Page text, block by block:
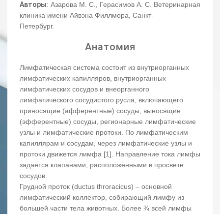
Авторы: Азарова М. С., Герасимов А. С. Ветеринарная
клиника имени Айвэна Филлмора, Санкт-
Петербург.
Анатомия
Лимфатическая система состоит из внутриорганных
лимфатических капилляров, внутриорганных
лимфатических сосудов и внеорганного
лимфатического сосудистого русла, включающего
приносящие (афферентные) сосуды, выносящие
(эфферентные) сосуды, регионарные лимфатические
узлы и лимфатические протоки. По лимфатическим
капиллярам и сосудам, через лимфатические узлы и
протоки движется лимфа [1]. Направление тока лимфы
задается клапанами, расположенными в просвете
сосудов.
Грудной проток (ductus throracicus) – основной
лимфатический коллектор, собирающий лимфу из
большей части тела животных. Более ¾ всей лимфы